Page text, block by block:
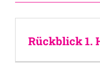
Rückblick 1.